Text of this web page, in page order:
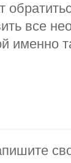
все
именно